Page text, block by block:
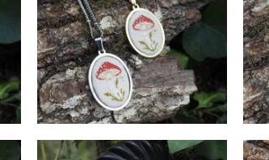
Colliers
38€